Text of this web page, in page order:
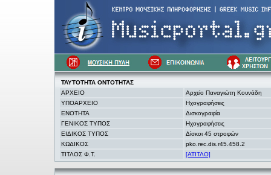
ΤΑΥΤΟΤΗΤΑ ΟΝΤΟΤΗΤΑΣ
ΑΡΧΕΙΟ
Αρχείο Παναγιώτη Κουνάδη
ΥΠΟΑΡΧΕΙΟ
Ηχογραφήσεις
ΕΝΟΤΗΤΑ
Δισκογραφία
ΓΕΝΙΚΟΣ ΤΥΠΟΣ
Ηχογραφήσεις
ΕΙΔΙΚΟΣ ΤΥΠΟΣ
Δίσκοι 45 στροφών
ΚΩΔΙΚΟΣ
pko.rec.dis.r45.458.2
ΤΙΤΛΟΣ Φ.Τ.
[ΑΤΙΤΛΟ]